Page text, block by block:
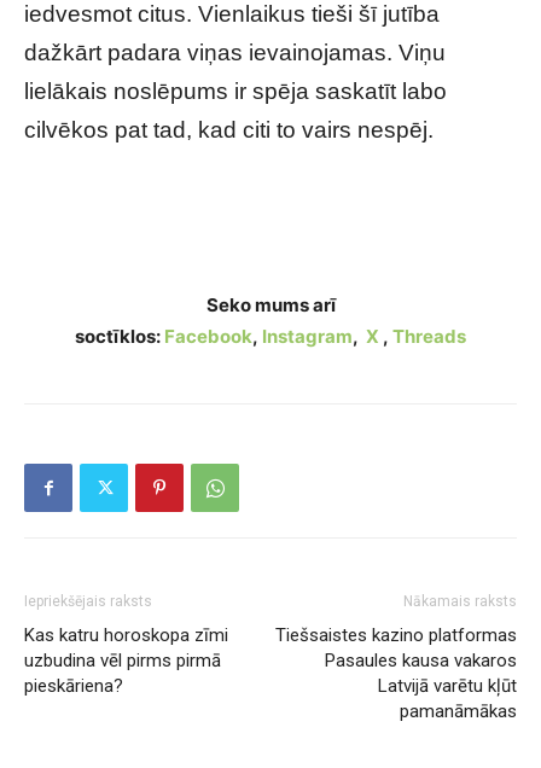
iedvesmot citus. Vienlaikus tieši šī jutība
dažkārt padara viņas ievainojamas. Viņu
lielākais noslēpums ir spēja saskatīt labo
cilvēkos pat tad, kad citi to vairs nespēj.
Seko mums arī
soctīklos: Facebook, Instagram, X , Threads
Iepriekšējais raksts
Kas katru horoskopa zīmi
uzbudina vēl pirms pirmā
pieskāriena?
Nākamais raksts
Tiešsaistes kazino platformas
Pasaules kausa vakaros
Latvijā varētu kļūt
pamanāmākas